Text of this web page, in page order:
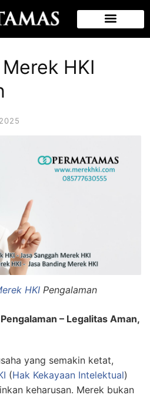
HKI
HKI Pengalaman
Pengalaman – Legalitas Aman,
yang semakin ketat,
(Hak Kekayaan Intelektual)
keharusan. Merek bukan